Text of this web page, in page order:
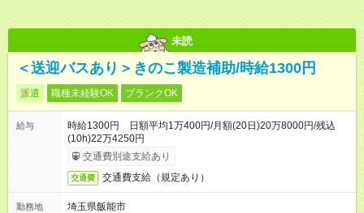
未読
＜送迎バスあり＞きのこ製造補助/時給1300円
派遣 職種未経験OK ブランクOK
給与
時給1300円 日額平均1万400円/月額(20日)20万8000円/残込
(10h)22万4250円
交通費別途支給あり
交通費 交通費支給（規定あり）
勤務地
埼玉県飯能市